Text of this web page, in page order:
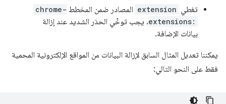
تغطي extension المصادر ضمن المخطط chrome-
extensions:. يجب توخّي الحذر الشديد عند إزالة
بيانات الإضافة.
يمكننا تعديل المثال السابق لإزالة البيانات من المواقع الإلكترونية المحمية
فقط على النحو التالي: